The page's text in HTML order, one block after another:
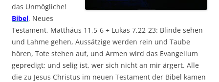
das Unmögliche!
Bibel, Neues
Testament, Matthäus 11,5-6 + Lukas 7,22-23: Blinde sehen
und Lahme gehen, Aussätzige werden rein und Taube
hören, Tote stehen auf, und Armen wird das Evangelium
gepredigt; und selig ist, wer sich nicht an mir ärgert. Alle
die zu Jesus Christus im neuen Testament der Bibel kamen